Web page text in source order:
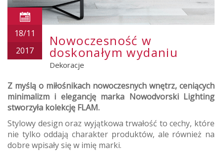
18/11
2017
Nowoczesność w
doskonałym wydaniu
Dekoracje
Z myślą o miłośnikach nowoczesnych wnętrz, ceniących
minimalizm i elegancję marka Nowodvorski Lighting
stworzyła kolekcję FLAM.
Stylowy design oraz wyjątkowa trwałość to cechy, które
nie tylko oddają charakter produktów, ale również na
dobre wpisały się w imię marki.